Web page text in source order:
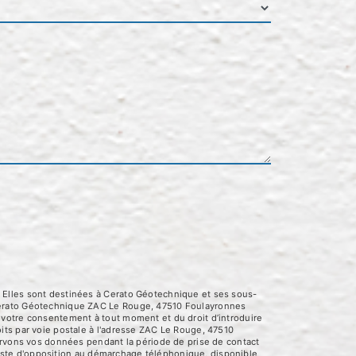
sont destinées à Cerato Géotechnique et ses sous-
Géotechnique ZAC Le Rouge, 47510 Foulayronnes
consentement à tout moment et du droit d’introduire
par voie postale à l'adresse ZAC Le Rouge, 47510
vos données pendant la période de prise de contact
d'opposition au démarchage téléphonique, disponible